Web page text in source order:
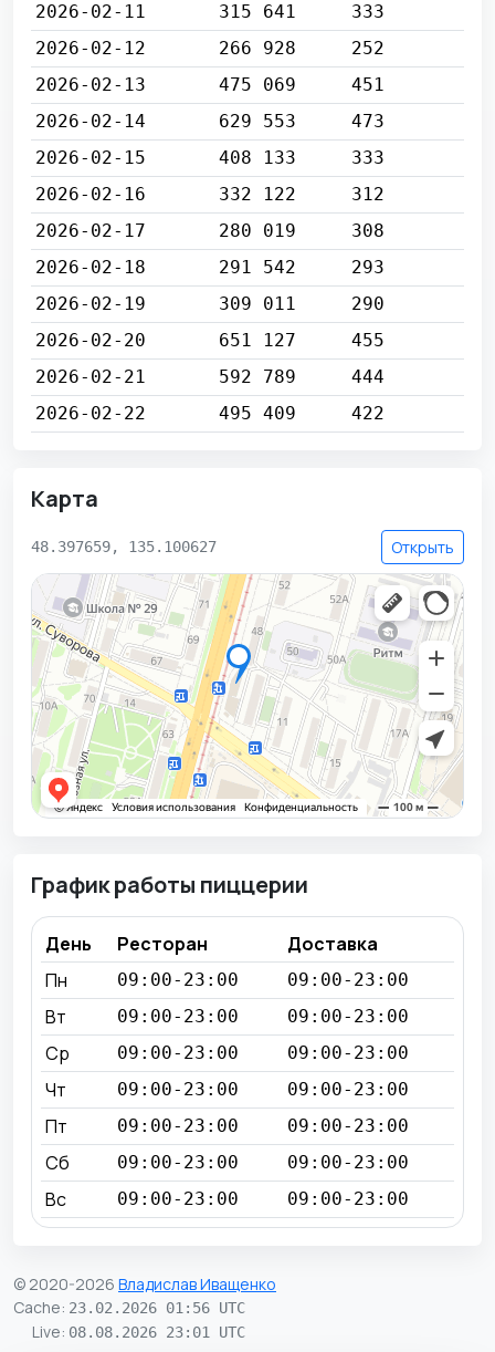
2026-02-11
315 641
333
2026-02-12
266 928
252
2026-02-13
475 069
451
2026-02-14
629 553
473
2026-02-15
408 133
333
2026-02-16
332 122
312
2026-02-17
280 019
308
2026-02-18
291 542
293
2026-02-19
309 011
290
2026-02-20
651 127
455
2026-02-21
592 789
444
2026-02-22
495 409 422
Карта
48.397659, 135.100627 Открыть
График работы пиццерии
День Ресторан
Доставка
Пн
09:00-23:00 09:00-23:00
Вт 09:00-23:00 09:00-23:00
Ср 09:00-23:00 09:00-23:00
Чт 09:00-23:00 09:00-23:00
Пт 09:00-23:00 09:00-23:00
Сб 09:00-23:00 09:00-23:00
Вс 09:00-23:00 09:00-23:00
© 2020-2026 Владислав Иващенко
Cache: 23.02.2026 01:56 UTC
Live: 08.08.2026 23:01 UTC